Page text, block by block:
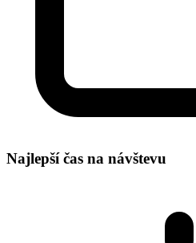
Najlepší čas na návštevu